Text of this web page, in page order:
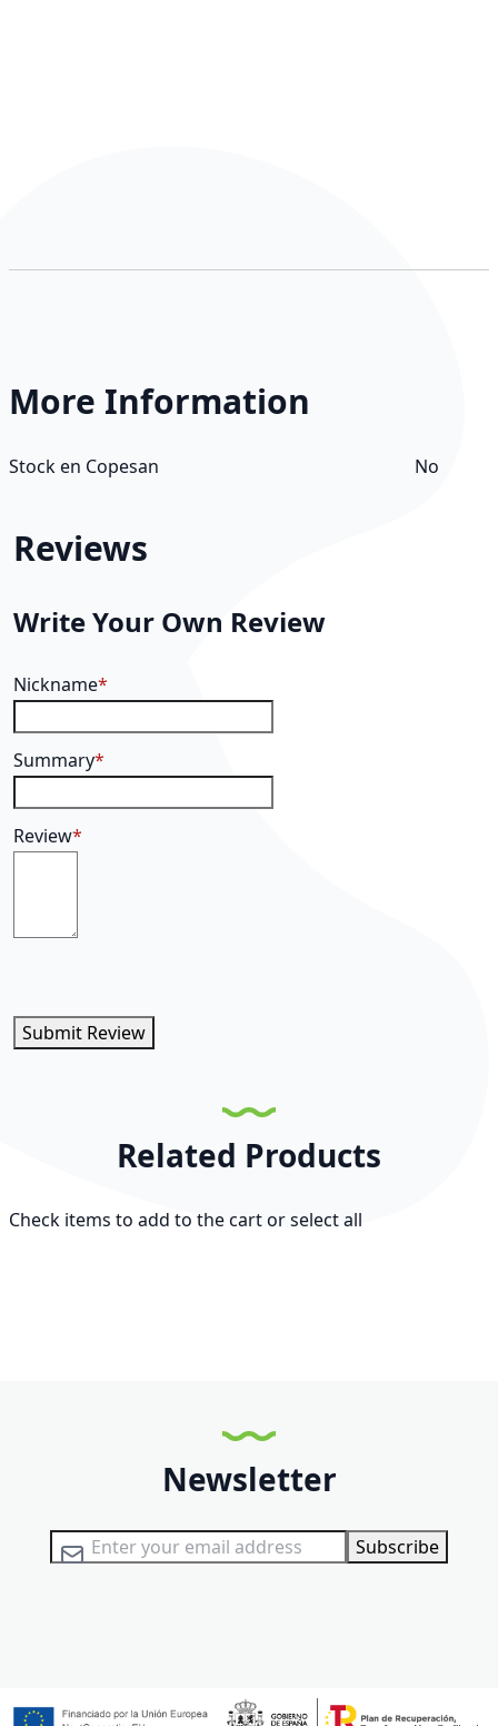
More Information
Stock en Copesan No
Reviews
Write Your Own Review
Nickname
Summary
Review
Submit Review
Related Products
Check items to add to the cart orselect all
Newsletter
Sign Up for Our Newsletter: Subscribe